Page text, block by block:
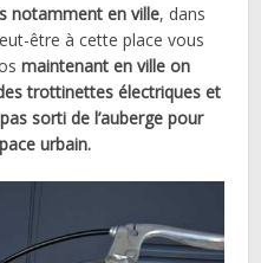
notamment en ville, dans
être à cette place vous
maintenant en ville on
trottinettes électriques et
sorti de l’auberge pour
urbain.